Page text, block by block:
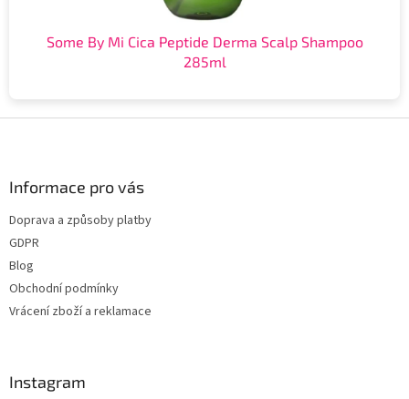
Some By Mi Cica Peptide Derma Scalp Shampoo
285ml
Informace pro vás
Doprava a způsoby platby
GDPR
Blog
Obchodní podmínky
Vrácení zboží a reklamace
Instagram